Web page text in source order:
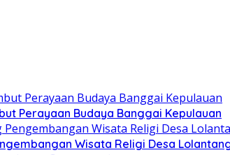
Perayaan Budaya Banggai Kepulauan
Wisata Religi Desa